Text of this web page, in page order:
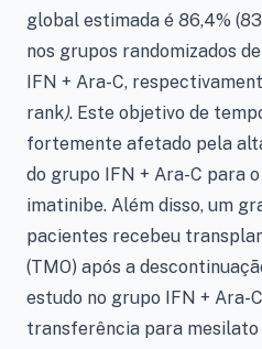
global estimada é 86,4%
nos grupos randomizados
IFN + Ara-C,
rank). Este objetivo de
fortemente afetado pela
do grupo IFN + Ara-C para
imatinibe. Além disso, um
pacientes recebeu
(TMO) após a
estudo no grupo IFN + Ara-
transferência para